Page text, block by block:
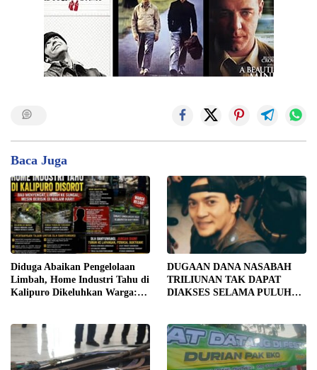
Baca Juga
Diduga Abaikan Pengelolaan
Limbah, Home Industri Tahu di
Kalipuro Dikeluhkan Warga:
DUGAAN DANA NASABAH
TRILIUNAN TAK DAPAT
DIAKSES SELAMA PULUHAN
TRANSPARANSI DAN
PEMERIKSAAN
MENYELURUH